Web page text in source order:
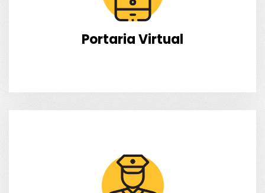
Portaria Virtual